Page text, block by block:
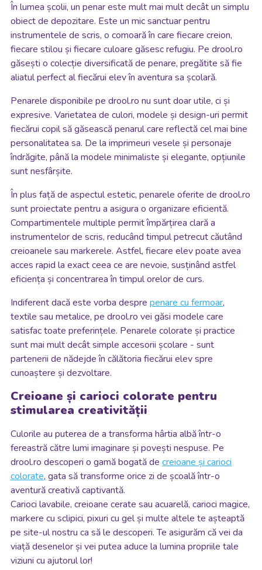
În lumea școlii, un penar este mult mai mult decât un simplu
obiect de depozitare. Este un mic sanctuar pentru
instrumentele de scris, o comoară în care fiecare creion,
fiecare stilou și fiecare culoare găsesc refugiu. Pe drool.ro
găsești o colecție diversificată de penare, pregătite să fie
aliatul perfect al fiecărui elev în aventura sa școlară.
Penarele disponibile pe drool.ro nu sunt doar utile, ci și
expresive. Varietatea de culori, modele și design-uri permit
fiecărui copil să găsească penarul care reflectă cel mai bine
personalitatea sa. De la imprimeuri vesele și personaje
îndrăgite, până la modele minimaliste și elegante, opțiunile
sunt nesfârșite.
În plus față de aspectul estetic, penarele oferite de drool.ro
sunt proiectate pentru a asigura o organizare eficientă.
Compartimentele multiple permit împărțirea clară a
instrumentelor de scris, reducând timpul petrecut căutând
creioanele sau markerele. Astfel, fiecare elev poate avea
acces rapid la exact ceea ce are nevoie, susținând astfel
eficiența și concentrarea în timpul orelor de curs.
Indiferent dacă este vorba despre penare cu fermoar,
textile sau metalice, pe drool.ro vei găsi modele care
satisfac toate preferințele. Penarele colorate și practice
sunt mai mult decât simple accesorii școlare - sunt
partenerii de nădejde în călătoria fiecărui elev spre
cunoaștere și dezvoltare.
Creioane și carioci colorate pentru
stimularea creativității
Culorile au puterea de a transforma hârtia albă într-o
fereastră către lumi imaginare și povești nespuse. Pe
drool.ro descoperi o gamă bogată de creioane și carioci
colorate, gata să transforme orice zi de școală într-o
aventură creativă captivantă.
Carioci lavabile, creioane cerate sau acuarelă, carioci magice,
markere cu sclipici, pixuri cu gel și multe altele te așteaptă
pe site-ul nostru ca să le descoperi. Te asigurăm că vei da
viață desenelor și vei putea aduce la lumina propriile tale
viziuni cu ajutorul lor!